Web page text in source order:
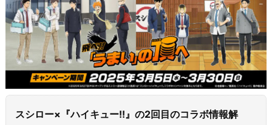
スシロー×『ハイキュー!!』の2回目のコラボ情報解